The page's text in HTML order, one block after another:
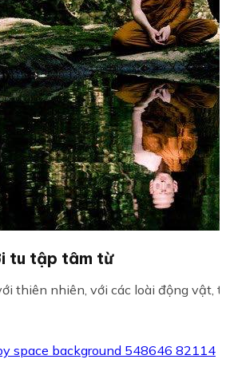
tu tập tâm từ
thiên nhiên, với các loài động vật,